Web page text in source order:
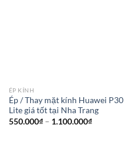
ÉP KÍNH
Ép / Thay mặt kính Huawei P30
Lite giá tốt tại Nha Trang
550.000₫ – 1.100.000₫Khoảng